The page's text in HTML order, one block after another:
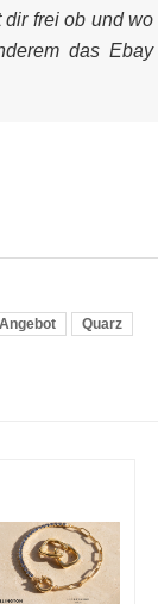
dir frei ob und wo
das Ebay
Quarz